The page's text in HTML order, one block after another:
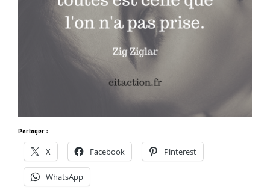
Partager :
X Facebook Pinterest
WhatsApp